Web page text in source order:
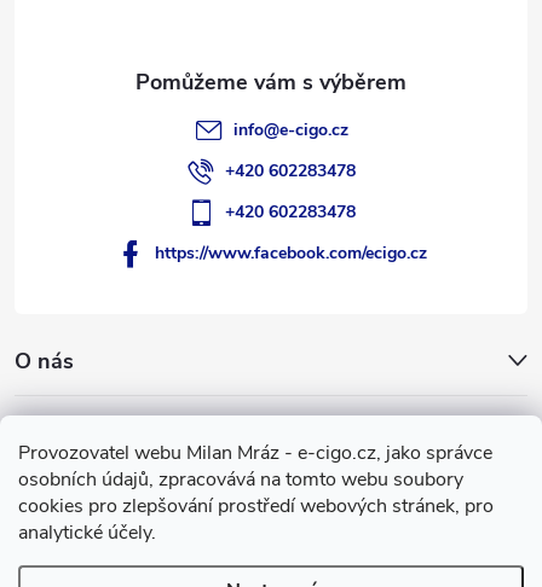
Provozovatel webu Milan Mráz - e-cigo.cz, jako správce
osobních údajů, zpracovává na tomto webu soubory
cookies pro zlepšování prostředí webových stránek, pro
analytické účely.
O nás
Facebook
info@e-cigo.cz
+420 602283478
+420 602283478
https://www.facebook.com/ecigo.cz